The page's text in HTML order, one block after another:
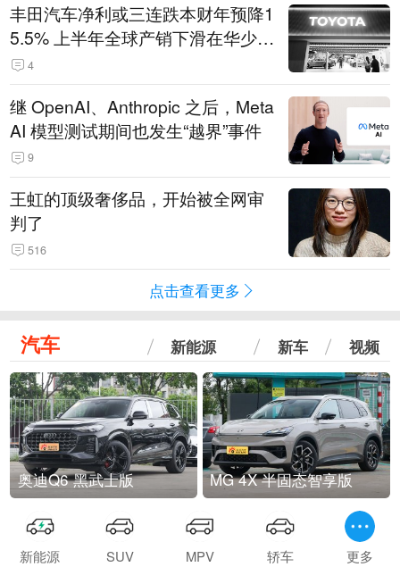
丰田汽车净利或三连跌本财年预降1
5.5% 上半年全球产销下滑在华少卖
14.3万辆
4
继 OpenAI、Anthropic 之后，Meta
AI 模型测试期间也发生“越界”事件
9
王虹的顶级奢侈品，开始被全网审
判了
516
点击查看更多
汽车 新能源 新车 视频
奥迪Q6 黑武士版 MG 4X 半固态智享版
新能源 SUV MPV 轿车 更多